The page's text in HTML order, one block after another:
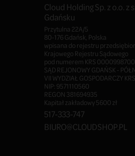
Cloud Holding Sp. z o.o. z
Gdańsku
Przytulna 22A/5
80-176 Gdańsk, Polska
wpisana do rejestru
Krajowego Rejestru Sądowego
pod numerem KRS 0000998700
SĄD REJONOWY GDAŃSK -
VII WYDZIAŁ GOSPODARCZY KRS
NIP: 9571110560
REGON 381694935
Kapitał zakładowy 5600 zł
517-333-747
BIURO@CLOUDSHOP.PL